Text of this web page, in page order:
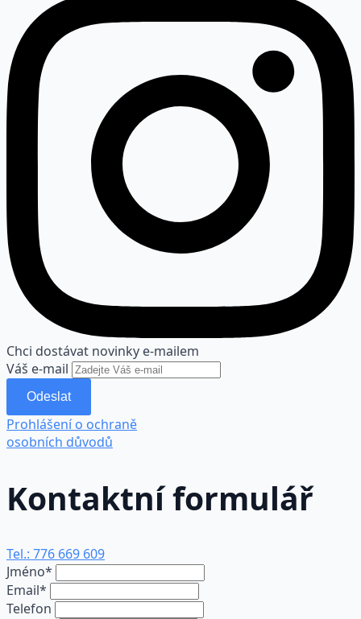
Chci dostávat novinky e-mailem
Váš e-mail
Odeslat
Prohlášení o ochraně
osobních důvodů
Kontaktní formulář
Tel.: 776 669 609
Jméno*
Email*
Telefon